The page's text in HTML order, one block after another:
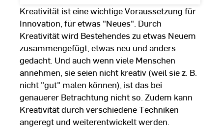
Kreativität ist eine wichtige Voraussetzung für
Innovation, für etwas "Neues". Durch
Kreativität wird Bestehendes zu etwas Neuem
zusammengefügt, etwas neu und anders
gedacht. Und auch wenn viele Menschen
annehmen, sie seien nicht kreativ (weil sie z. B.
nicht "gut" malen können), ist das bei
genauerer Betrachtung nicht so. Zudem kann
Kreativität durch verschiedene Techniken
angeregt und weiterentwickelt werden.